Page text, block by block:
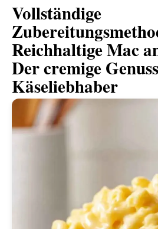
Vollständige
Reichhaltige Mac
Der cremige
Käseliebhaber